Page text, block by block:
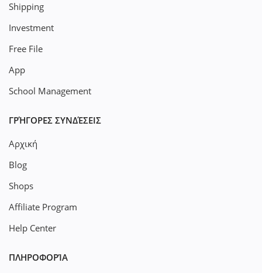
Shipping
Investment
Free File
App
School Management
ΓΡΉΓΟΡΕΣ ΣΥΝΔΈΣΕΙΣ
Αρχική
Blog
Shops
Affiliate Program
Help Center
ΠΛΗΡΟΦΟΡΊΑ